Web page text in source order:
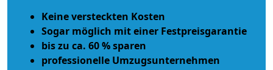
Keine versteckten Kosten
Sogar möglich mit einer Festpreisgarantie
bis zu ca. 60 % sparen
professionelle Umzugsunternehmen